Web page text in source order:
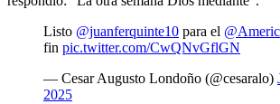
Listo @juanferquinte10 para el
fin pic.twitter.com/CwQNvGflGN
— Cesar Augusto Londoño (@cesaralo)
2025